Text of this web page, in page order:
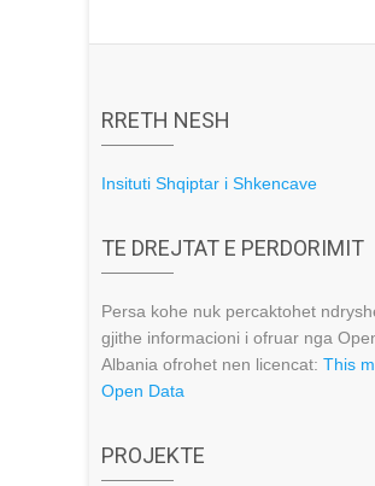
RRETH NESH
Insituti Shqiptar i Shkencave
TE DREJTAT E PERDORIMIT
Persa kohe nuk percaktohet
gjithe informacioni i ofruar nga
Albania ofrohet nen licencat: This
Open Data
PROJEKTE